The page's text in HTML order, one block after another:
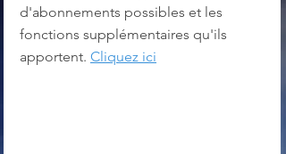
d'abonnements possibles et les
fonctions supplémentaires qu'ils
apportent. Cliquez ici